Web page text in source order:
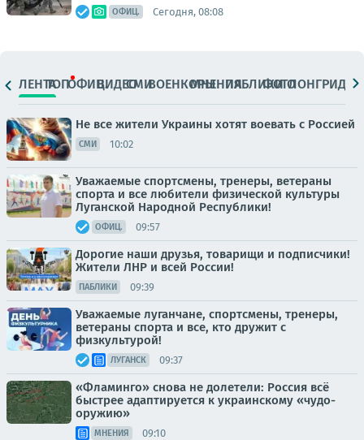
ОФИЦ. Сегодня, 08:08
ЛЕНТАТОПОФИЦ.ВИДЕОСМИВОЕНКОРЫМНЕНИЯПАБЛИКИ
ФОТОЛОНГРИДЫ
Не все жители Украины хотят воевать с Россией
СМИ 10:02
Уважаемые спортсмены, тренеры, ветераны
спорта и все любители физической культуры
Луганской Народной Республики!
ОФИЦ. 09:57
Дорогие наши друзья, товарищи и подписчики!
Жители ЛНР и всей России!
ПАБЛИКИ 09:39
Уважаемые луганчане, спортсмены, тренеры,
ветераны спорта и все, кто дружит с
физкультурой!
ЛУГАНСК 09:37
«Фламинго» снова не долетели: Россия всё
быстрее адаптируется к украинскому «чудо-
оружию»
МНЕНИЯ 09:10